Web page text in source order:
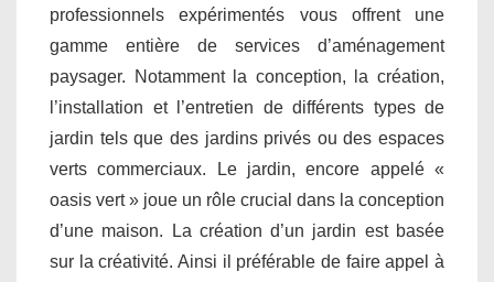
professionnels expérimentés vous offrent une
gamme entière de services d’aménagement
paysager. Notamment la conception, la création,
l’installation et l’entretien de différents types de
jardin tels que des jardins privés ou des espaces
verts commerciaux. Le jardin, encore appelé «
oasis vert » joue un rôle crucial dans la conception
d’une maison. La création d’un jardin est basée
sur la créativité. Ainsi il préférable de faire appel à